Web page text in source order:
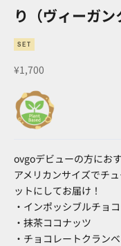
り（ヴィーガン
SET
セール価格
¥1,700
ovgoデビューの方にお
アメリカンサイズでチ
ットにしてお届け！
・インポッシブルチョ
・抹茶ココナッツ
・チョコレートクラン